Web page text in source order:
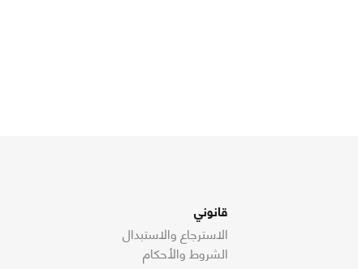
قانوني
الاسترجاع والاستبدال
الشروط والأحكام